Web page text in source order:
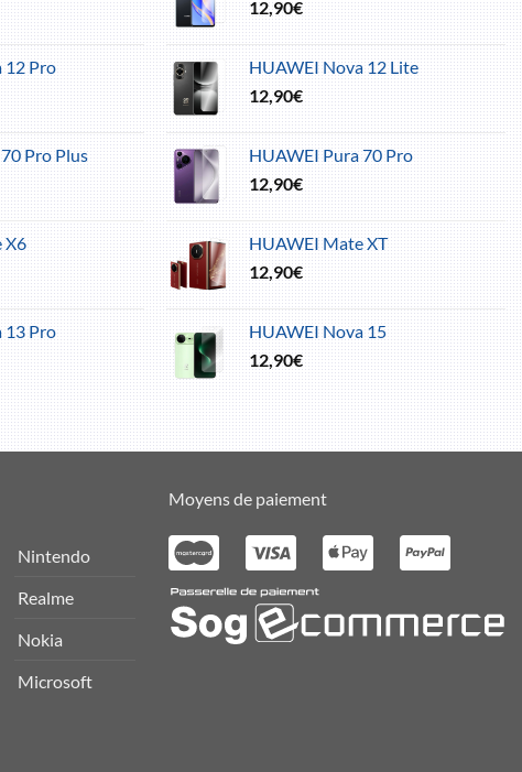
12 Pro
Pro Plus
X6
13 Pro
12,90€
HUAWEI Nova 12 Lite
12,90€
HUAWEI Pura 70 Pro
12,90€
HUAWEI Mate XT
12,90€
HUAWEI Nova 15
12,90€
Nintendo
Realme
Nokia
Microsoft
Moyens de paiement